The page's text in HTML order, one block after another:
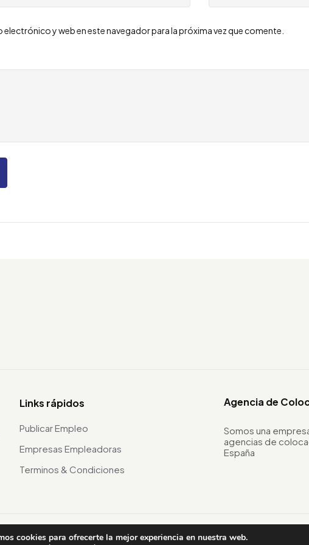
y web en este navegador para la próxima vez que comente.
Links rápidos
Publicar Empleo
Empresas Empleadoras
Terminos & Condiciones
Agencia de
Somos una
agencias de
España
cookies para ofrecerte la mejor experiencia en nuestra web.